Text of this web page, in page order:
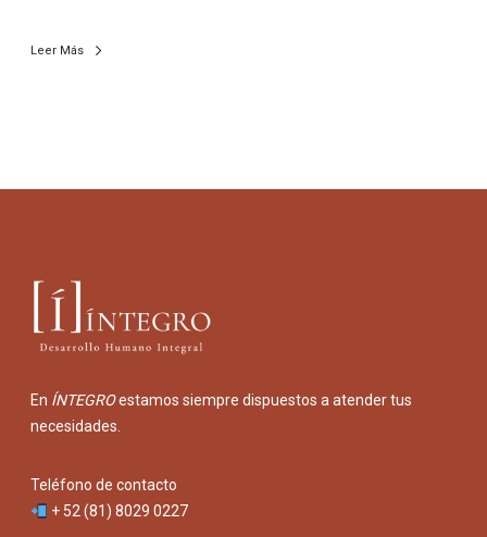
Leer Más
En ÍNTEGROestamos siempre dispuestos a atender tus
necesidades.
Teléfono de contacto
+ 52 (81) 8029 0227